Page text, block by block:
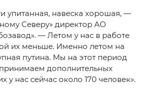
упитанная, навеска хорошая, —
Северу» директор АО
— Летом у нас в работе
их меньше. Именно летом на
путина. Мы на этот период
дополнительных
у нас сейчас около 170 человек».